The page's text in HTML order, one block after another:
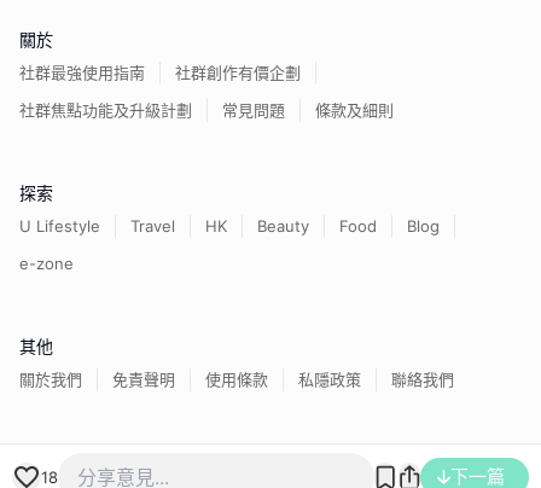
18 下一篇
關於
社群最強使用指南
社群創作有價企劃
社群焦點功能及升級計劃
常見問題 條款及細則
探索
U Lifestyle Travel HK Beauty Food
Blog
e-zone
其他
關於我們 免責聲明 使用條款 私隱政策 聯絡我們
香港經濟日報版權所有©